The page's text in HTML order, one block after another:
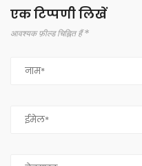
एक टिप्पणी लिखें
आवश्यक फ़ील्ड चिह्नित हैं *